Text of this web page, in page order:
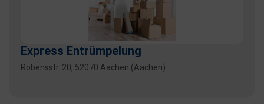
Express Entrümpelung
Robensstr. 20, 52070 Aachen (Aachen)